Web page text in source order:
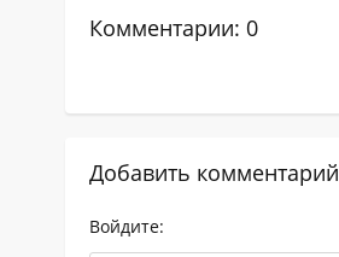
Комментарии: 0
Добавить комментарий
Войдите: